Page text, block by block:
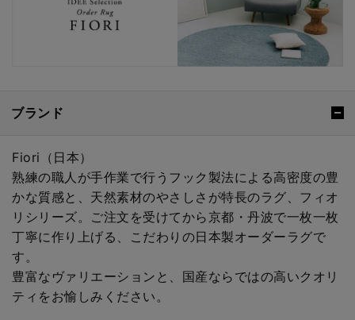
ブランド
Fiori（日本）
熟練の職人が手作業で行うフック製法による高密度の豊
かな質感と、天然素材のやさしさが特長のラグ、フィオ
リシリーズ。ご注文を受けてから京都・丹波で一枚一枚
丁寧に作り上げる、こだわりの日本製オーダーラグで
す。
豊富なヴァリエーションと、国産ならではの高いクオリ
ティをお愉しみください。